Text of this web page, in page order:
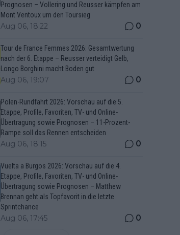
Prognosen – Vollering und Reusser kämpfen am
Mont Ventoux um den Toursieg
Aug 06, 18:22 0
Tour de France Femmes 2026: Gesamtwertung
nach der 6. Etappe – Reusser verteidigt Gelb,
Longo Borghini macht Boden gut
Aug 06, 19:07 0
Polen-Rundfahrt 2026: Vorschau auf die 5.
Etappe, Profile, Favoriten, TV- und Online-
Übertragung sowie Prognosen – 11-Prozent-
Rampe soll das Rennen entscheiden
Aug 06, 18:15 0
Vuelta a Burgos 2026: Vorschau auf die 4.
Etappe, Profile, Favoriten, TV- und Online-
Übertragung sowie Prognosen – Matthew
Brennan geht als Topfavorit in die letzte
Sprintchance
Aug 06, 17:45 0